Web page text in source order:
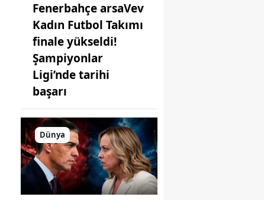
Fenerbahçe arsaVev
Kadın Futbol Takımı
finale yükseldi!
Şampiyonlar
Ligi’nde tarihi
başarı
Dünya